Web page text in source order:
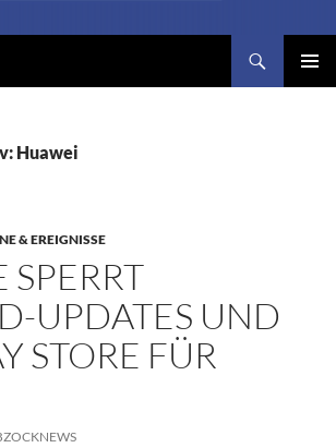
Huawei
& EREIGNISSE
SPERRT
UPDATES UND
STORE FÜR